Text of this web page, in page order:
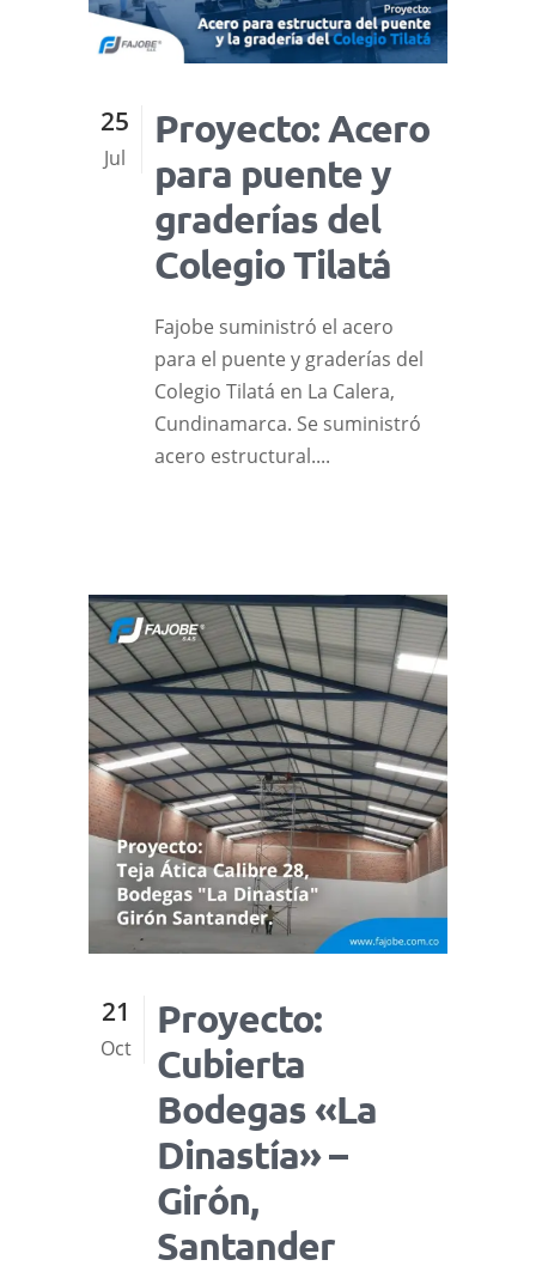
25
Jul
Proyecto: Acero
para puente y
graderías del
Colegio Tilatá
Fajobe suministró el acero
para el puente y graderías del
Colegio Tilatá en La Calera,
Cundinamarca. Se suministró
acero estructural....
21
Oct
Proyecto:
Cubierta
Bodegas «La
Dinastía» –
Girón,
Santander